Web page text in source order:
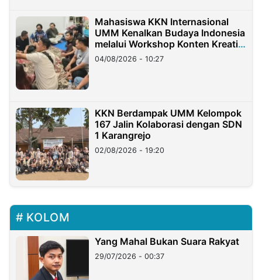
Mahasiswa KKN Internasional
UMM Kenalkan Budaya Indonesia
melalui Workshop Konten Kreatif
di Taiwan
04/08/2026 - 10:27
KKN Berdampak UMM Kelompok
167 Jalin Kolaborasi dengan SDN
1 Karangrejo
02/08/2026 - 19:20
KOLOM
Yang Mahal Bukan Suara Rakyat
29/07/2026 - 00:37